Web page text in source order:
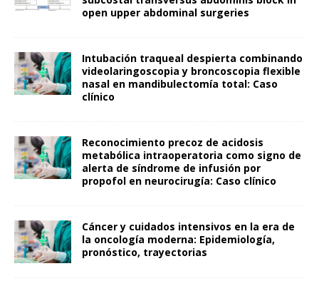
open upper abdominal surgeries
Intubación traqueal despierta combinando
videolaringoscopia y broncoscopia flexible
nasal en mandibulectomía total: Caso
clínico
Reconocimiento precoz de acidosis
metabólica intraoperatoria como signo de
alerta de síndrome de infusión por
propofol en neurocirugía: Caso clínico
Cáncer y cuidados intensivos en la era de
la oncología moderna: Epidemiología,
pronóstico, trayectorias